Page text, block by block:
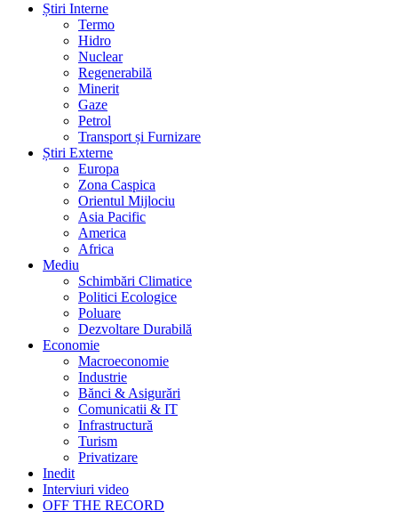
Știri Interne
Termo
Hidro
Nuclear
Regenerabilă
Minerit
Gaze
Petrol
Transport și Furnizare
Știri Externe
Europa
Zona Caspica
Orientul Mijlociu
Asia Pacific
America
Africa
Mediu
Schimbări Climatice
Politici Ecologice
Poluare
Dezvoltare Durabilă
Economie
Macroeconomie
Industrie
Bănci & Asigurări
Comunicatii & IT
Infrastructură
Turism
Privatizare
Inedit
Interviuri video
OFF THE RECORD